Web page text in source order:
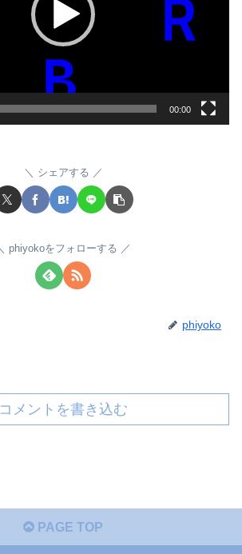
00:00
シェアする
phiyokoをフォローする
phiyoko
コメントを書き込む
PAGE TOP